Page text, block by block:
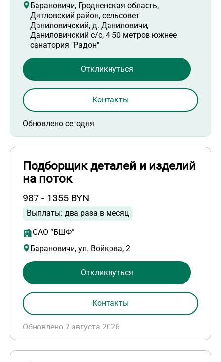
Барановичи, Гродненская область,
Дятловский район, сельсовет
Даниловичский, д. Даниловичи,
Даниловичский с/с, 4 50 метров южнее
санатория "Радон"
Обновлено сегодня
Откликнуться
Контакты
Подборщик деталей и изделий
на поток
987 - 1355 BYN
Выплаты: два раза в месяц
ОАО “БШФ”
Барановичи, ул. Войкова, 2
Обновлено 7 августа 2026
Откликнуться
Контакты